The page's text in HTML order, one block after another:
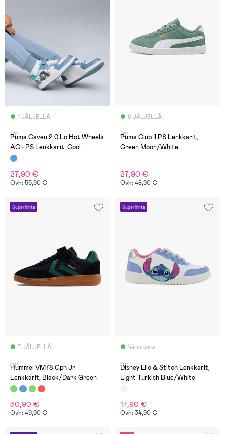
1 JÄLJELLÄ
(0)
Puma Caven 2.0 Lo Hot Wheels
AC+ PS Lenkkarit, Cool
Blue/White/Aquatic
27,90 €
Ovh: 55,90 €
6 JÄLJELLÄ
(0)
Puma Club II PS Lenkkarit,
Green Moon/White
27,90 €
Ovh: 48,90 €
Superhinta
7 JÄLJELLÄ
(0)
Hummel VM78 Cph Jr
Lenkkarit, Black/Dark Green
30,90 €
Ovh: 49,90 €
Superhinta
Varastossa
(0)
Disney Lilo & Stitch Lenkkarit,
Light Turkish Blue/White
17,90 €
Ovh: 34,90 €